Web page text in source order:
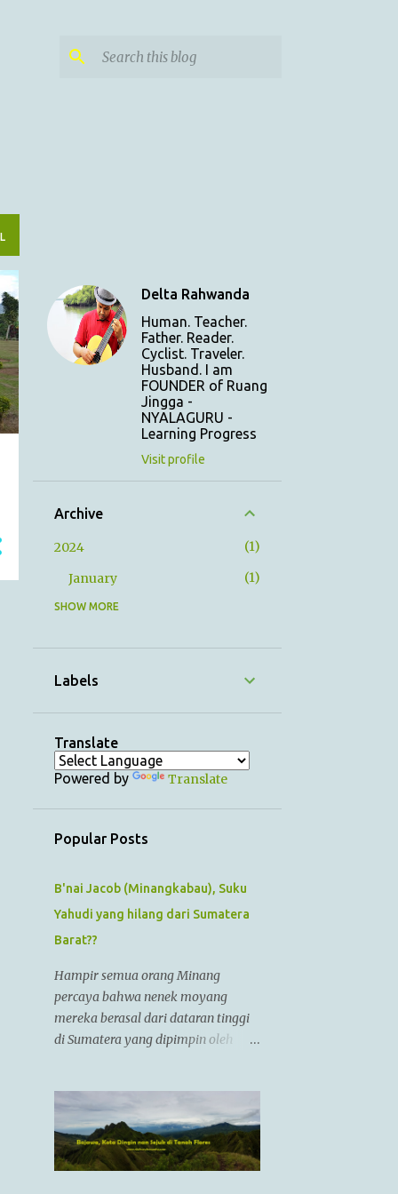
Delta Rahwanda
Human. Teacher.
Father. Reader.
Cyclist. Traveler.
Husband. I am
FOUNDER of Ruang
Jingga -
NYALAGURU -
Learning Progress
Visit profile
Archive
2024
1
January
1
2023
November
September
August
April
March
1
January
2022
12
December
1
October
September
1
August
1
SHOW MORE
Labels
Translate
Powered by Translate
Popular Posts
B'nai Jacob (Minangkabau), Suku
Yahudi yang hilang dari Sumatera
Barat??
Hampir semua orang Minang
percaya bahwa nenek moyang
mereka berasal dari dataran tinggi
di Sumatera yang dipimpin oleh
Sejarah Kristen, raja tersebut hidup
dari zaman 356 SM sampai 323 SM
Dia juga dikenal sebagai Raja
Alexander III dari Macedonia,